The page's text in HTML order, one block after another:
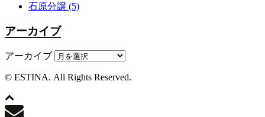
石原分譲 (5)
アーカイブ
アーカイブ
© ESTINA. All Rights Reserved.